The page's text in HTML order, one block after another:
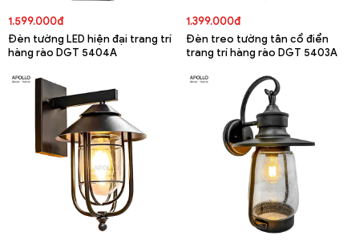
1.599.000đ
Đèn tường LED hiện đại trang trí
hàng rào DGT 5404A
1.399.000đ
Đèn treo tường tân cổ điển
trang trí hàng rào DGT 5403A